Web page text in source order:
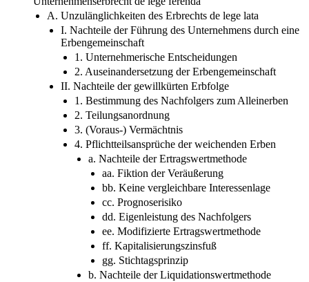
A. Unzulänglichkeiten des Erbrechts de lege lata
I. Nachteile der Führung des Unternehmens durch eine
Erbengemeinschaft
1. Unternehmerische Entscheidungen
2. Auseinandersetzung der Erbengemeinschaft
II. Nachteile der gewillkürten Erbfolge
1. Bestimmung des Nachfolgers zum Alleinerben
2. Teilungsanordnung
3. (Voraus-) Vermächtnis
4. Pflichtteilsansprüche der weichenden Erben
a. Nachteile der Ertragswertmethode
aa. Fiktion der Veräußerung
bb. Keine vergleichbare Interessenlage
cc. Prognoserisiko
dd. Eigenleistung des Nachfolgers
ee. Modifizierte Ertragswertmethode
ff. Kapitalisierungszinsfuß
gg. Stichtagsprinzip
b. Nachteile der Liquidationswertmethode